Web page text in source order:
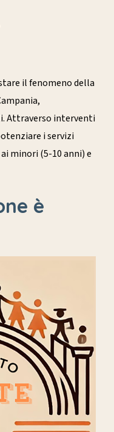
il fenomeno della
Attraverso interventi
i servizi
minori (5-10 anni) e
è